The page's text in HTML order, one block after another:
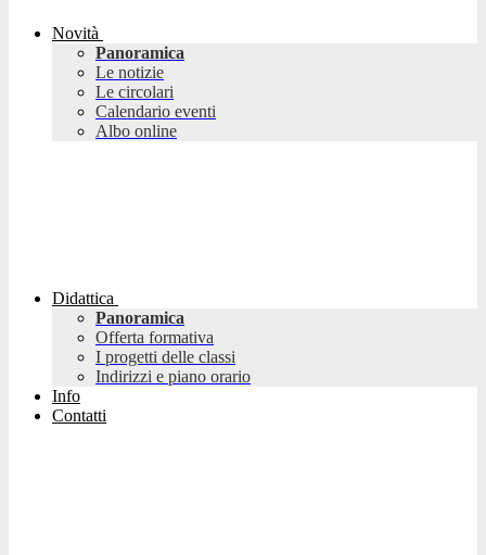
Novità
Panoramica
Le notizie
Le circolari
Calendario eventi
Albo online
Didattica
Panoramica
Offerta formativa
I progetti delle classi
Indirizzi e piano orario
Info
Contatti